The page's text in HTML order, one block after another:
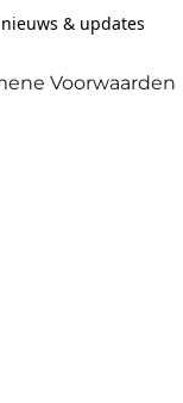
& updates
Voorwaarden